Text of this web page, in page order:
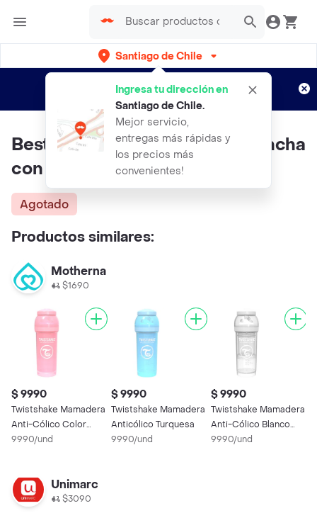
Santiago de Chile
Ingresa tu dirección en
Santiago de Chile.
Mejor servicio,
entregas más rápidas y
los precios más
convenientes!
envíos gratis por semanas
Aplican TyC
Best House Mamadera Boca Ancha
con Manilla de Animalitos
Agotado
Productos similares:
Motherna
$1690
$ 9990
Twistshake Mamadera
Anti-Cólico Color
Rosa
9990/und
$ 9990
Twistshake Mamadera
Anticólico Turquesa
9990/und
$ 9990
Twistshake Mamadera
Anti-Cólico Blanco
260 mL
9990/und
Unimarc
$3090